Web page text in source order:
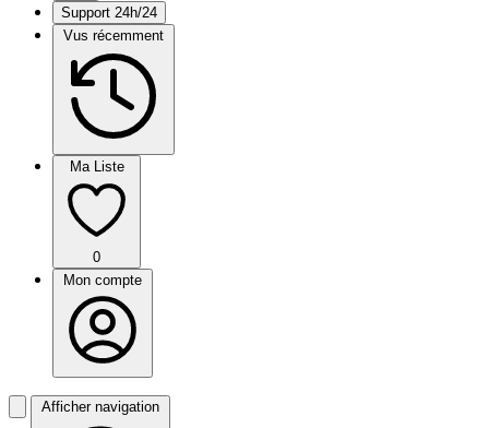
Support 24h/24
Vus récemment
Ma Liste
0
Mon compte
Afficher navigation